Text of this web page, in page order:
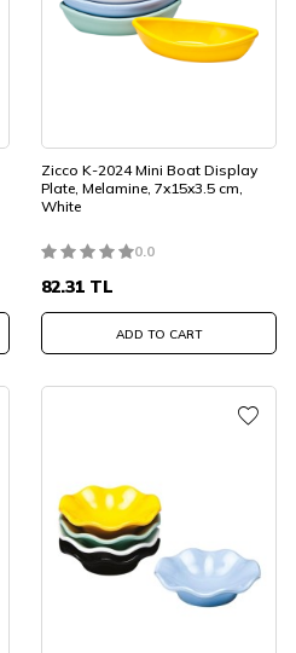
Zicco K-2024 Mini Boat Display
Plate, Melamine, 7x15x3.5 cm,
White
0.0
82.31 TL
ADD TO CART